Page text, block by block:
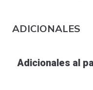
ADICIONALES
Adicionales al